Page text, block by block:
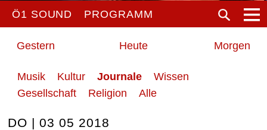
Ö1 SOUND PROGRAMM
Gestern Heute Morgen
Musik Kultur Journale
Wissen
Gesellschaft
Religion Alle
DO | 03 05 2018